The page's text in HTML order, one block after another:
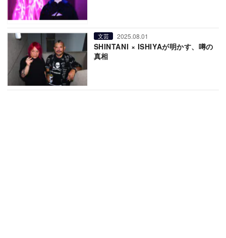
文芸 2025.08.01
SHINTANI × ISHIYAが明かす、噂の
真相